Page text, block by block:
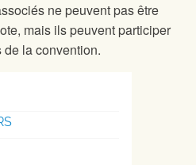
ne peuvent pas être
mais ils peuvent participer
la convention.